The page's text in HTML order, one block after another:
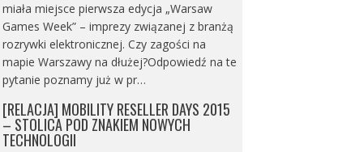
miała miejsce pierwsza edycja „Warsaw
Games Week” – imprezy związanej z branżą
rozrywki elektronicznej. Czy zagości na
mapie Warszawy na dłużej?Odpowiedź na te
pytanie poznamy już w pr…
[RELACJA] MOBILITY RESELLER DAYS 2015
– STOLICA POD ZNAKIEM NOWYCH
TECHNOLOGII